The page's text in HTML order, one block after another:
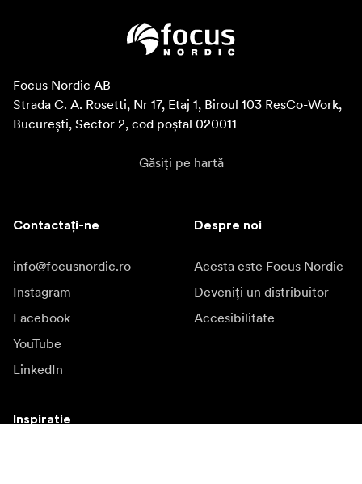
Focus Nordic AB
Strada C. A. Rosetti, Nr 17, Etaj 1, Biroul 103 ResCo-Work,
București, Sector 2, cod poștal 020011
Găsiți pe hartă
Contactați-ne
info@focusnordic.ro
Instagram
Facebook
YouTube
LinkedIn
Despre noi
Acesta este Focus Nordic
Deveniți un distribuitor
Accesibilitate
Inspiratie